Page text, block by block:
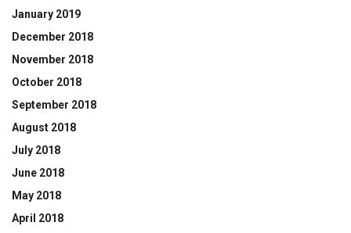
January 2019
December 2018
November 2018
October 2018
September 2018
August 2018
July 2018
June 2018
May 2018
April 2018